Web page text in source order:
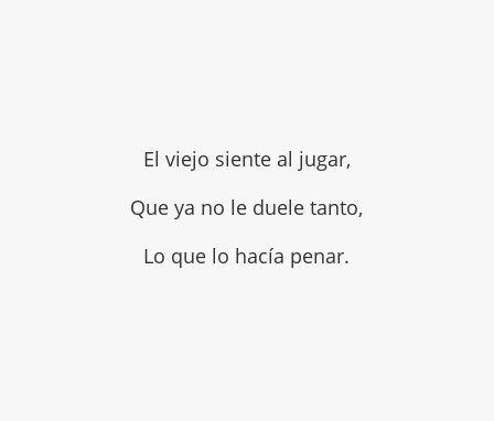
El viejo siente al jugar,
Que ya no le duele tanto,
Lo que lo hacía penar.